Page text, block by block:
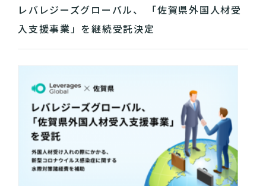
レバレジーズグローバル、 「佐賀県外国人材受
入支援事業」を継続受託決定